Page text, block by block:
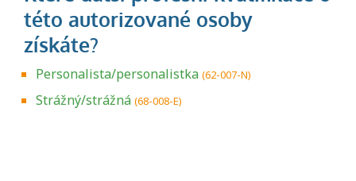
Personalista/personalistka (62-007-N)
Strážný/strážná (68-008-E)
Projděte si seznam profesních kvalifikací.